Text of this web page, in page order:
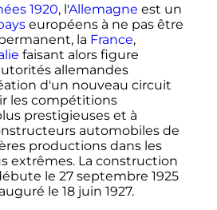
1920, l'Allemagne est un
européens à ne pas être
la France,
faisant alors figure
allemandes
d'un nouveau circuit
les compétitions
prestigieuses et à
automobiles de
productions dans les
extrêmes. La construction
le 27 septembre 1925
le 18 juin 1927.